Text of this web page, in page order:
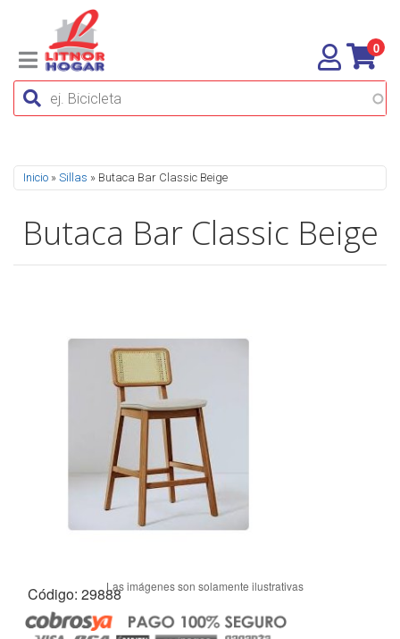
0
Se encuentra usted aquí
Inicio » Sillas » Butaca Bar Classic Beige
Butaca Bar Classic Beige
Código: 29888